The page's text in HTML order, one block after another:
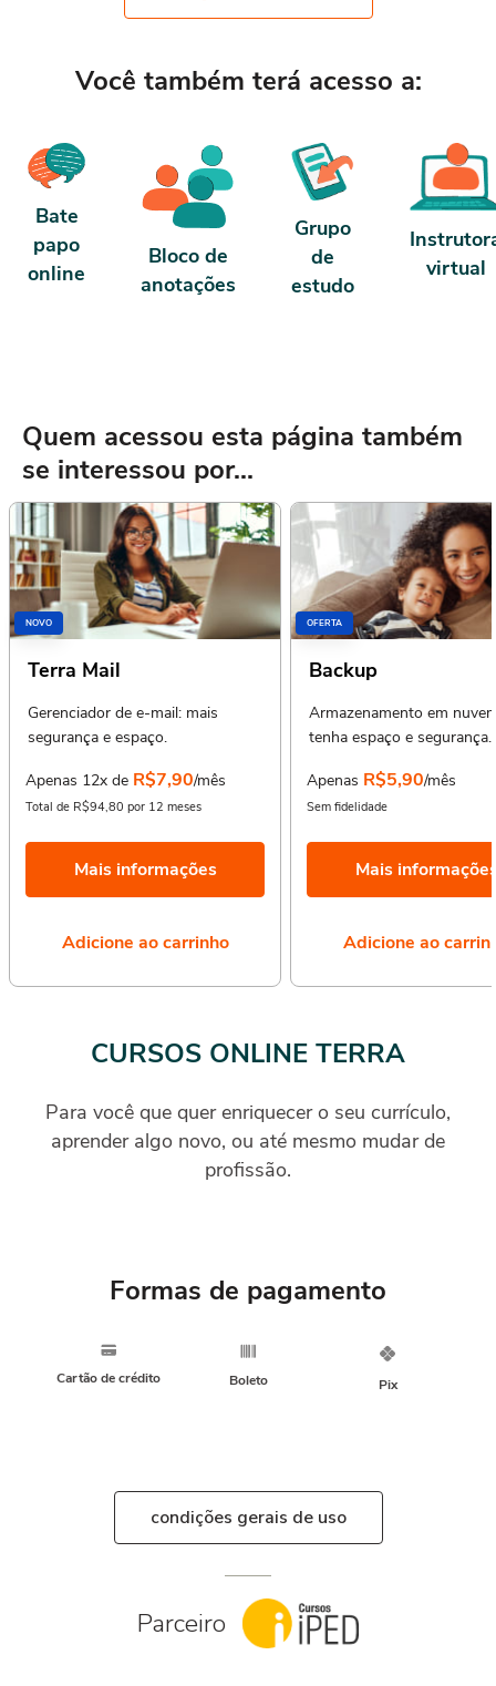
antes de 5 dias, passa a ter 10 horas de
carga horária. Conforme nosso contrato e
Você também terá acesso a:
Bate
papo
online
Bloco de
anotações
Grupo
de
estudo
virtual
Quem acessou esta página também
se interessou por...
NOVO
Terra Mail
Gerenciador de e-mail: mais
segurança e espaço.
Apenas 12x de R$7,90/mês
Total de R$94,80 por 12 meses
Mais informações
Adicione ao carrinho
OFERTA
Backup
Armazenamento em
tenha espaço e segurança.
Apenas R$5,90/mês
Sem fidelidade
Mais
Adicione ao
CURSOS ONLINE TERRA
Para você que quer enriquecer o seu currículo,
aprender algo novo, ou até mesmo mudar de
profissão.
Formas de pagamento
Cartão de crédito Boleto Pix
condições gerais de uso
Parceiro